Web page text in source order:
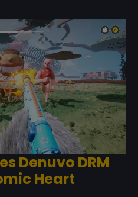
Denuvo DRM
Heart